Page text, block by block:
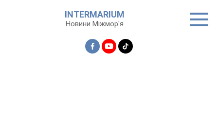
INTERMARIUM
Новини Міжмор'я